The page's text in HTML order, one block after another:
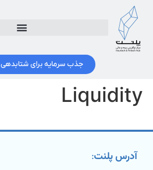
جذب سرمایه برای شتابدهی
Liquidity
آدرس پلنت: